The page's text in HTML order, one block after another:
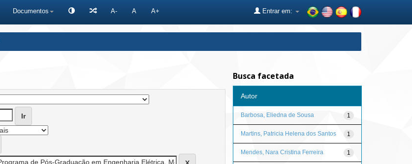
Documentos A- A A+ Entrar em:
Busca facetada
Autor
1
Barbosa, Eliedna de Sousa
1
Martins, Patricia Helena dos Santos
1
Mendes, Nara Cristina Ferreira